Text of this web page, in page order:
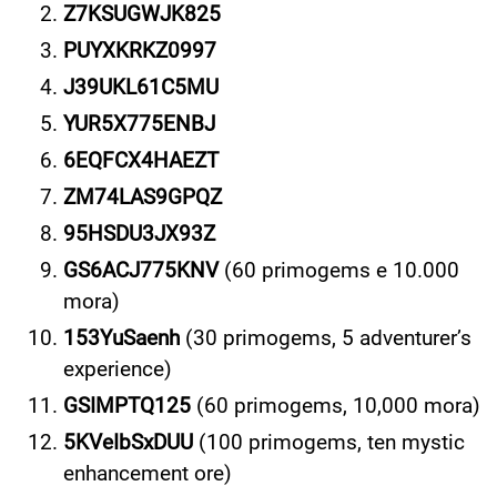
Z7KSUGWJK825
PUYXKRKZ0997
J39UKL61C5MU
YUR5X775ENBJ
6EQFCX4HAEZT
ZM74LAS9GPQZ
95HSDU3JX93Z
GS6ACJ775KNV (60 primogems e 10.000
mora)
153YuSaenh (30 primogems, 5 adventurer’s
experience)
GSIMPTQ125 (60 primogems, 10,000 mora)
5KVeIbSxDUU (100 primogems, ten mystic
enhancement ore)